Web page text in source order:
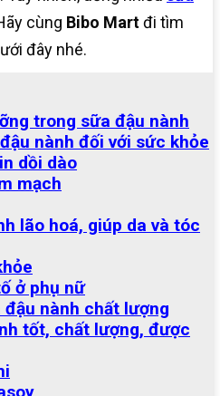
cùng Bibo Martđi tìm
đây nhé.
trong sữa đậu nành
nành đối với sức khỏe
dồi dào
mạch
lão hoá, giúp da và tóc
ở phụ nữ
nành chất lượng
tốt, chất lượng, được